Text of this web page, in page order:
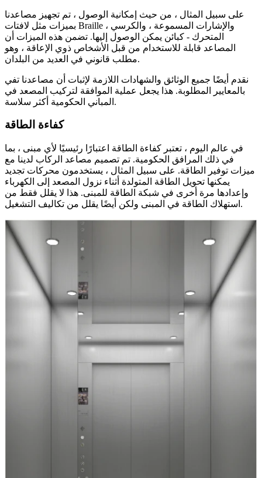
على سبيل المثال ، من حيث إمكانية الوصول ، تم تجهيز مصاعدنا
بميزات مثل لافتات Braille ، والإشارات المسموعة ، والكرسي
المتحرك - كبائن يمكن الوصول إليها. تضمن هذه الميزات أن
المصاعد قابلة للاستخدام من قبل الأشخاص ذوي الإعاقة ، وهو
مطلب قانوني في العديد من البلدان.
نقدم أيضًا جميع الوثائق والشهادات اللازمة لإثبات أن مصاعدنا تفي
بالمعايير المطلوبة. هذا يجعل عملية الموافقة لتركيب المصعد في
المباني الحكومية أكثر سلاسة.
كفاءة الطاقة
في عالم اليوم ، تعتبر كفاءة الطاقة اعتبارًا رئيسيًا لأي مبنى ، بما
في ذلك المرافق الحكومية. تم تصميم مصاعد الركاب لدينا مع
ميزات توفير الطاقة. على سبيل المثال ، يستخدمون محركات تجديد
يمكنها تحويل الطاقة المتولدة أثناء نزول المصعد إلى الكهرباء
وإعدادها مرة أخرى في شبكة الطاقة للمبنى. هذا لا يقلل فقط من
استهلاك الطاقة في المبنى ولكن أيضًا يقلل من تكاليف التشغيل.